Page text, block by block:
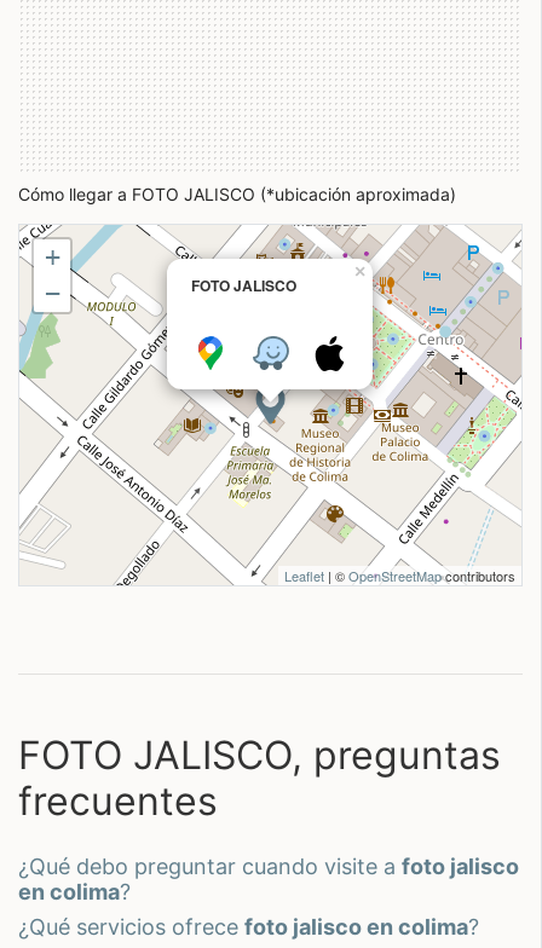
Cómo llegar a FOTO JALISCO (*ubicación aproximada)
FOTO JALISCO
×
+
−
Leaflet | ©OpenStreetMapcontributors
FOTO JALISCO, preguntas
frecuentes
¿qué debo preguntar cuando visite a foto jalisco
en colima?
¿qué servicios ofrece foto jalisco en colima?